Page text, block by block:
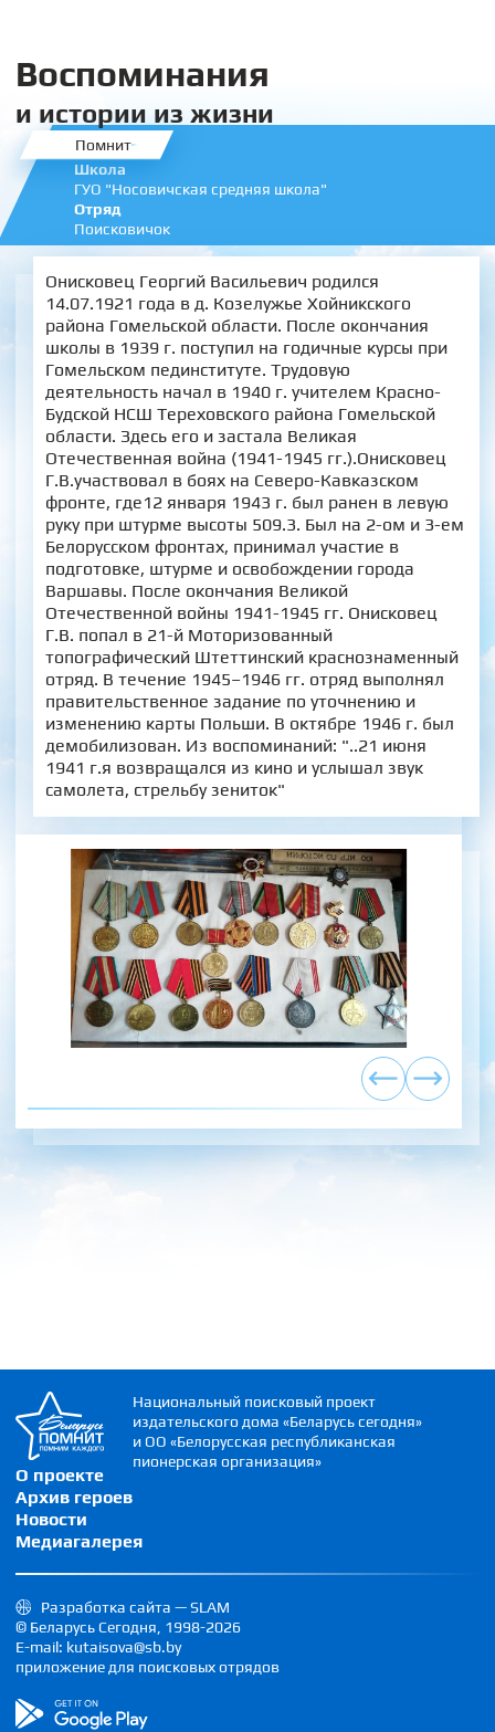
Воспоминания
и истории из жизни
Помнит
Школа
ГУО "Носовичская средняя школа"
Отряд
Поисковичок
Онисковец Георгий Васильевич родился
14.07.1921 года в д. Козелужье Хойникского
района Гомельской области. После окончания
школы в 1939 г. поступил на годичные курсы при
Гомельском пединституте. Трудовую
деятельность начал в 1940 г. учителем Красно-
Будской НСШ Тереховского района Гомельской
области. Здесь его и застала Великая
Отечественная война (1941-1945 гг.).Онисковец
Г.В.участвовал в боях на Северо-Кавказском
фронте, где12 января 1943 г. был ранен в левую
руку при штурме высоты 509.3. Был на 2-ом и 3-ем
Белорусском фронтах, принимал участие в
подготовке, штурме и освобождении города
Варшавы. После окончания Великой
Отечественной войны 1941-1945 гг. Онисковец
Г.В. попал в 21-й Моторизованный
топографический Штеттинский краснознаменный
отряд. В течение 1945–1946 гг. отряд выполнял
правительственное задание по уточнению и
изменению карты Польши. В октябре 1946 г. был
демобилизован. Из воспоминаний: "..21 июня
1941 г.я возвращался из кино и услышал звук
самолета, стрельбу зениток"
О проекте
Архив героев
Новости
Медиагалерея
Национальный поисковый проект
издательского дома «Беларусь сегодня»
и ОО «Белорусская республиканская
пионерская организация»
Разработка сайта — SLAM
© Беларусь Сегодня, 1998-2026
E-mail: kutaisova@sb.by
приложение для поисковых отрядов